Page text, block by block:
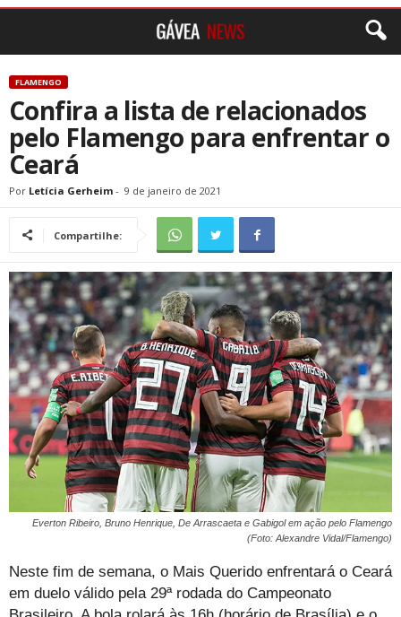
FLAMENGO
Confira a lista de relacionados
pelo Flamengo para enfrentar o
Ceará
Por Letícia Gerheim - 9 de janeiro de 2021
Compartilhe:
Everton Ribeiro, Bruno Henrique, De Arrascaeta e Gabigol em ação pelo Flamengo
(Foto: Alexandre Vidal/Flamengo)
Neste fim de semana, o Mais Querido enfrentará o Ceará
em duelo válido pela 29ª rodada do Campeonato